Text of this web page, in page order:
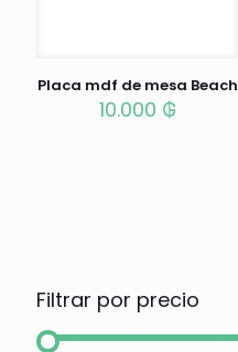
Placa mdf de mesa Beach
10.000 ₲
Filtrar por precio